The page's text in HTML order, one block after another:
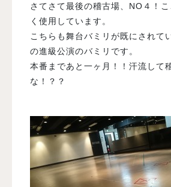
さてさて最後の稽古場、NO４！
く使用しています。
こちらも舞台バミリが既にされて
の進級公演のバミリです。
本番まであと一ヶ月！！汗流して
な！？？